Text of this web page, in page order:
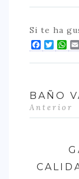
BEAUTY
CONOCIENDO
EVENTOS
Si te ha
BAÑO
Anterior